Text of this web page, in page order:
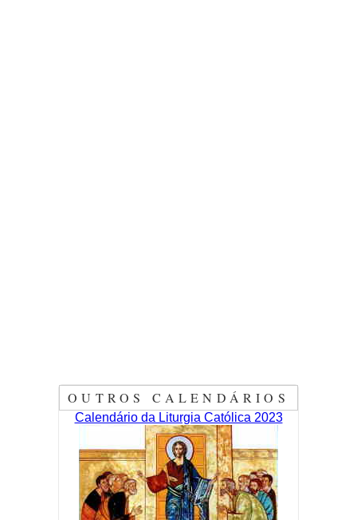
OUTROS CALENDÁRIOS
Calendário da Liturgia Católica 2023